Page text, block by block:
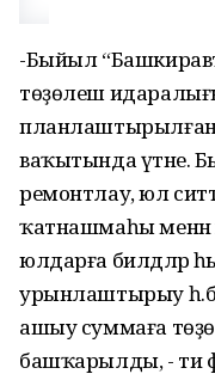
-Быйыл
төҙөлеш
планлаштырылған
ваҡытында үтәне.
ремонтлау, юл
ҡатнашмаһы менән
юлдарға билдәләр
урынлаштырыу
ашыу суммаға
башҡарылды, - ти